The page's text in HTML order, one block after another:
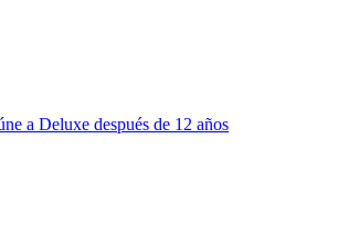
a Deluxe después de 12 años